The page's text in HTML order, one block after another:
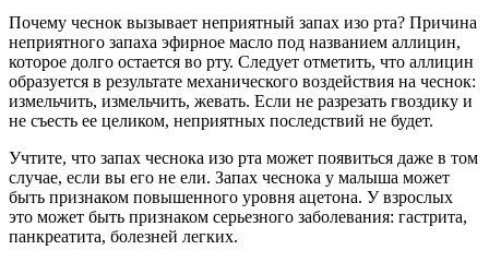
Почему чеснок вызывает неприятный запах изо рта? Причина
неприятного запаха эфирное масло под названием аллицин,
которое долго остается во рту. Следует отметить, что аллицин
образуется в результате механического воздействия на чеснок:
измельчить, измельчить, жевать. Если не разрезать гвоздику и
не съесть ее целиком, неприятных последствий не будет.
Учтите, что запах чеснока изо рта может появиться даже в том
случае, если вы его не ели. Запах чеснока у малыша может
быть признаком повышенного уровня ацетона. У взрослых
это может быть признаком серьезного заболевания: гастрита,
панкреатита, болезней легких.